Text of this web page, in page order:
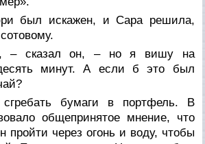
был искажен, и Сара решила,
– сказал он, – но я вишу на
минут. А если б это был
бумаги в портфель. В
общепринятое мнение, что
через огонь и воду, чтобы